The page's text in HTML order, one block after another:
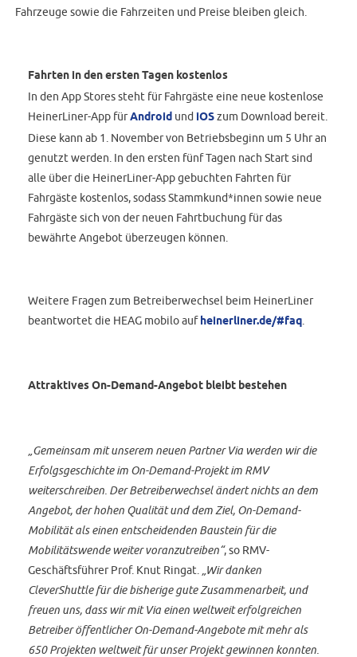
Fahrzeuge sowie die Fahrzeiten und Preise bleiben gleich.
Fahrten in den ersten Tagen kostenlos
In den App Stores steht für Fahrgäste eine neue kostenlose
HeinerLiner-App fürAndroid und iOSzum Download bereit.
Diese kann ab 1. November von Betriebsbeginn um 5 Uhr an
genutzt werden. In den ersten fünf Tagen nach Start sind
alle über die HeinerLiner-App gebuchten Fahrten für
Fahrgäste kostenlos, sodass Stammkund*innen sowie neue
Fahrgäste sich von der neuen Fahrtbuchung für das
bewährte Angebot überzeugen können.
Weitere Fragen zum Betreiberwechsel beim HeinerLiner
beantwortet die HEAG mobilo aufheinerliner.de/#faq
Attraktives On-Demand-Angebot bleibt bestehen
„Gemeinsam mit unserem neuen Partner Via werden wir die
Erfolgsgeschichte im On-Demand-Projekt im RMV
weiterschreiben. Der Betreiberwechsel ändert nichts an dem
Angebot, der hohen Qualität und dem Ziel, On-Demand-
Mobilität als einen entscheidenden Baustein für die
Mobilitätswende weiter voranzutreiben“, so RMV-
Geschäftsführer Prof. Knut Ringat.
„Wir danken
CleverShuttle für die bisherige gute Zusammenarbeit, und
freuen uns, dass wir mit Via einen weltweit erfolgreichen
Betreiber öffentlicher On-Demand-Angebote mit mehr als
650 Projekten weltweit für unser Projekt gewinnen konnten.